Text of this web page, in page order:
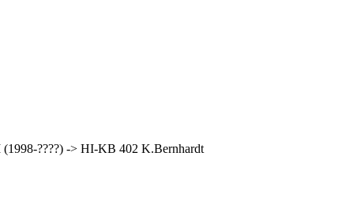
????) -> HI-KB 402 K.Bernhardt